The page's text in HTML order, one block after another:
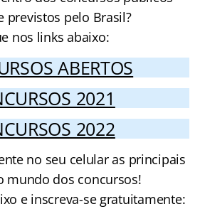
previstos pelo Brasil?
nos links abaixo:
ABERTOS
2021
2022
no seu celular as principais
mundo dos concursos!
e inscreva-se gratuitamente: